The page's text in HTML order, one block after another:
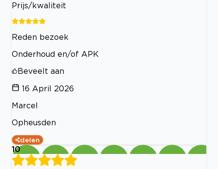
Prijs/kwaliteit
Reden bezoek
Onderhoud en/of APK
Beveelt aan
16 April 2026
Marcel
Opheusden
delen
10